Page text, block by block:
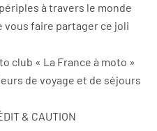
à travers le monde
vous faire partager ce joli
club « La France à moto »
de voyage et de séjours
& CAUTION